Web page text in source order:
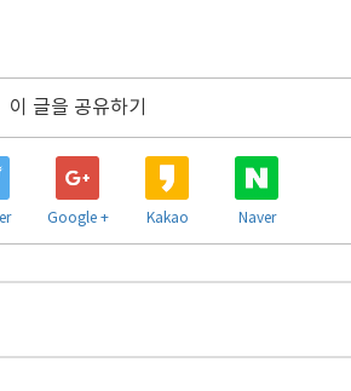
이 글을 공유하기
Google + Kakao Naver